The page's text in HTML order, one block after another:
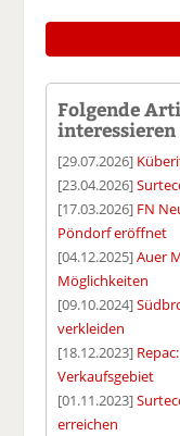
Folgende
interessieren
[29.07.2026]
[23.04.2026]
[17.03.2026] FN
Pöndorf eröffnet
[04.12.2025]Auer
Möglichkeiten
[09.10.2024]
verkleiden
[18.12.2023]
Verkaufsgebiet
[01.11.2023]
erreichen